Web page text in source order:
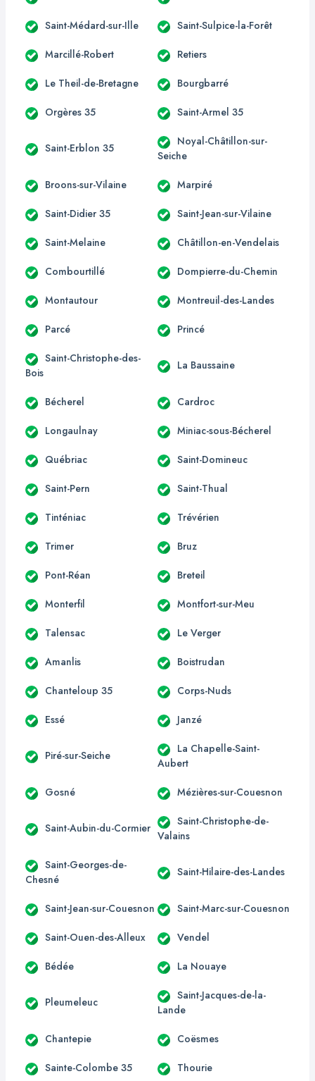
Saint-Médard-sur-Ille Saint-Sulpice-la-Forêt
Marcillé-Robert Retiers
Le Theil-de-Bretagne Bourgbarré
Orgères 35 Saint-Armel 35
Saint-Erblon 35
Noyal-Châtillon-sur-
Seiche
Broons-sur-Vilaine Marpiré
Saint-Didier 35 Saint-Jean-sur-Vilaine
Saint-Melaine Châtillon-en-Vendelais
Combourtillé Dompierre-du-Chemin
Montautour Montreuil-des-Landes
Parcé Princé
Saint-Christophe-des-
Bois
La Baussaine
Bécherel Cardroc
Longaulnay Miniac-sous-Bécherel
Québriac Saint-Domineuc
Saint-Pern Saint-Thual
Tinténiac Trévérien
Trimer Bruz
Pont-Réan Breteil
Monterfil Montfort-sur-Meu
Talensac Le Verger
Amanlis Boistrudan
Chanteloup 35 Corps-Nuds
Essé Janzé
Piré-sur-Seiche
La Chapelle-Saint-
Aubert
Gosné Mézières-sur-Couesnon
Saint-Aubin-du-Cormier
Saint-Christophe-de-
Valains
Saint-Georges-de-
Chesné
Saint-Hilaire-des-Landes
Saint-Jean-sur-Couesnon Saint-Marc-sur-Couesnon
Saint-Ouen-des-Alleux Vendel
Bédée La Nouaye
Pleumeleuc
Saint-Jacques-de-la-
Lande
Chantepie Coësmes
Sainte-Colombe 35 Thourie